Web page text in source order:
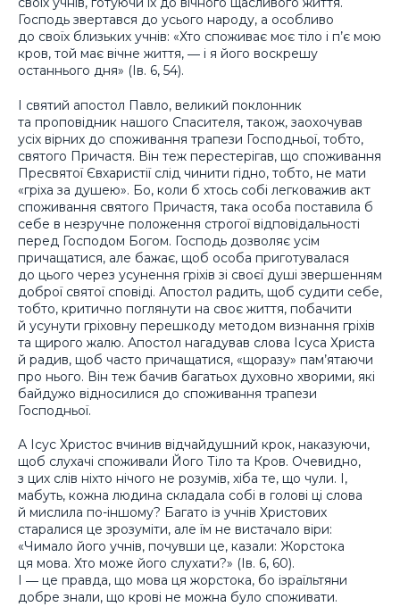
Господь звертався до усього народу, а особливо
до своїх близьких учнів: «Хто споживає моє тіло і п’є мою
кров, той має вічне життя, ― і я його воскрешу
останнього дня» (Ів. 6, 54).
І святий апостол Павло, великий поклонник
та проповідник нашого Спасителя, також, заохочував
усіх вірних до споживання трапези Господньої, тобто,
святого Причастя. Він теж перестерігав, що споживання
Пресвятої Євхаристії слід чинити гідно, тобто, не мати
«гріха за душею». Бо, коли б хтось собі легковажив акт
споживання святого Причастя, така особа поставила б
себе в незручне положення строгої відповідальності
перед Господом Богом. Господь дозволяє усім
причащатися, але бажає, щоб особа приготувалася
до цього через усунення гріхів зі своєї душі звершенням
доброї святої сповіді. Апостол радить, щоб судити себе,
тобто, критично поглянути на своє життя, побачити
й усунути гріховну перешкоду методом визнання гріхів
та щирого жалю. Апостол нагадував слова Ісуса Христа
й радив, щоб часто причащатися, «щоразу» пам’ятаючи
про нього. Він теж бачив багатьох духовно хворими, які
байдужо відносилися до споживання трапези
Господньої.
А Ісус Христос вчинив відчайдушний крок, наказуючи,
щоб слухачі споживали Його Тіло та Кров. Очевидно,
з цих слів ніхто нічого не розумів, хіба те, що чули. І,
мабуть, кожна людина складала собі в голові ці слова
й мислила по-іншому? Багато із учнів Христових
старалися це зрозуміти, але їм не вистачало віри:
«Чимало його учнів, почувши це, казали: Жорстока
ця мова. Хто може його слухати?» (Ів. 6, 60).
І ― це правда, що мова ця жорстока, бо ізраїльтяни
добре знали, що крові не можна було споживати.